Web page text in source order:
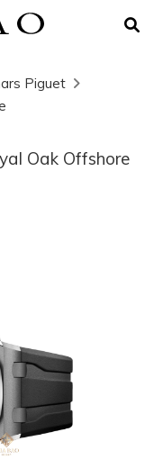
Piguet
Oak Offshore